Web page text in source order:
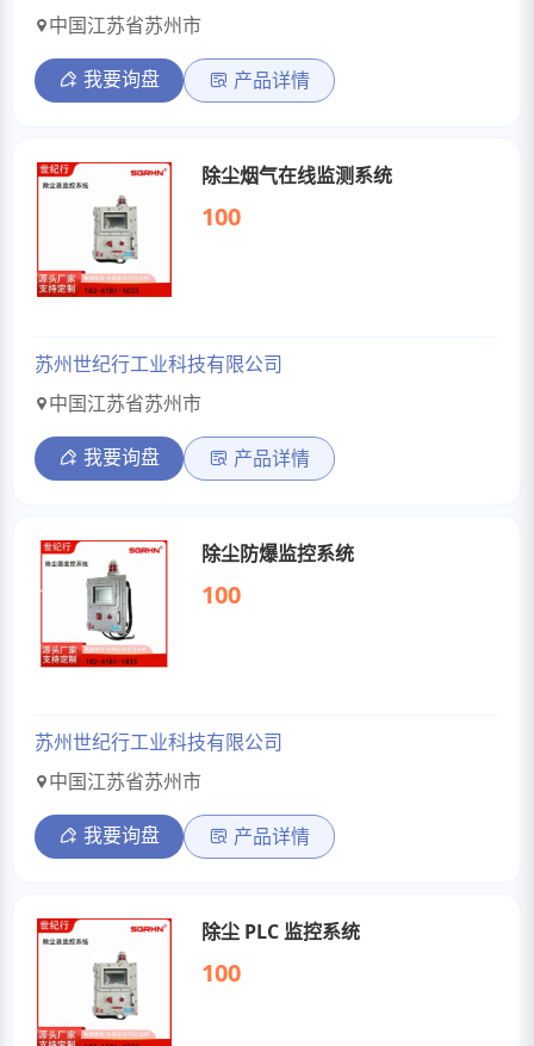
中国江苏省苏州市
我要询盘 产品详情
除尘烟气在线监测系统
100
苏州世纪行工业科技有限公司
中国江苏省苏州市
我要询盘 产品详情
除尘防爆监控系统
100
苏州世纪行工业科技有限公司
中国江苏省苏州市
我要询盘 产品详情
除尘 PLC 监控系统
100